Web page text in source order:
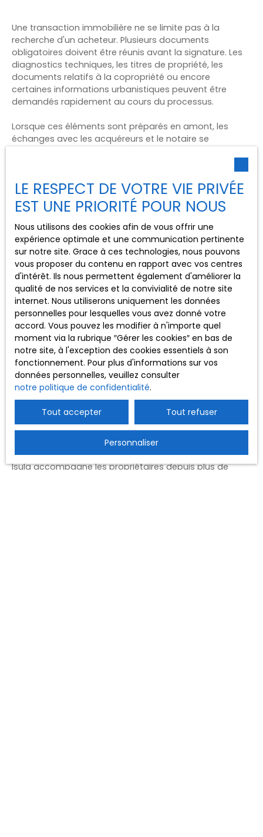
Une transaction immobilière ne se limite pas à la
recherche d'un acheteur. Plusieurs documents
obligatoires doivent être réunis avant la signature. Les
diagnostics techniques, les titres de propriété, les
documents relatifs à la copropriété ou encore
certaines informations urbanistiques peuvent être
demandés rapidement au cours du processus.
Lorsque ces éléments sont préparés en amont, les
échanges avec les acquéreurs et le notaire se
L'accompagnement d'un professionnel permet de
sécuriser l'ensemble des démarches administratives et
de limiter les risques d'erreur. Cette anticipation
favorise unetransaction sécuriséeet une meilleure
gestion des formalités immobilières, deux aspects
essentiels pour finaliser rapidement une vente.
Pourquoi faire appel à une agence
immobilière à Ajaccio ?
La vente d'un bien immobilier représente souvent un
projet important qui nécessite du temps, des
Faire appel à une agence immobilière à Ajaccio
permet de bénéficier d'un accompagnement complet
à chaque étape du projet.
Isula accompagne les propriétaires depuis plus de
LE RESPECT DE VOTRE VIE PRIVÉE
EST UNE PRIORITÉ POUR NOUS
Nous utilisons des cookies afin de vous offrir une
expérience optimale et une communication pertinente
sur notre site. Grace à ces technologies, nous pouvons
vous proposer du contenu en rapport avec vos centres
d'intérêt. Ils nous permettent également d'améliorer la
qualité de nos services et la convivialité de notre site
internet. Nous utiliserons uniquement les données
personnelles pour lesquelles vous avez donné votre
accord. Vous pouvez les modifier à n'importe quel
moment via la rubrique ″Gérer les cookies″ en bas de
notre site, à l'exception des cookies essentiels à son
fonctionnement. Pour plus d'informations sur vos
données personnelles, veuillez consulter
notre politique de confidentialité.
Tout accepter Tout refuser
Personnaliser